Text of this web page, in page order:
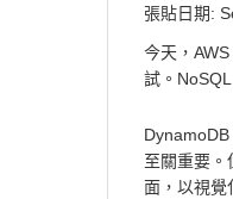
張貼日期:
今天，
試。
至關重要。
面，以視覺